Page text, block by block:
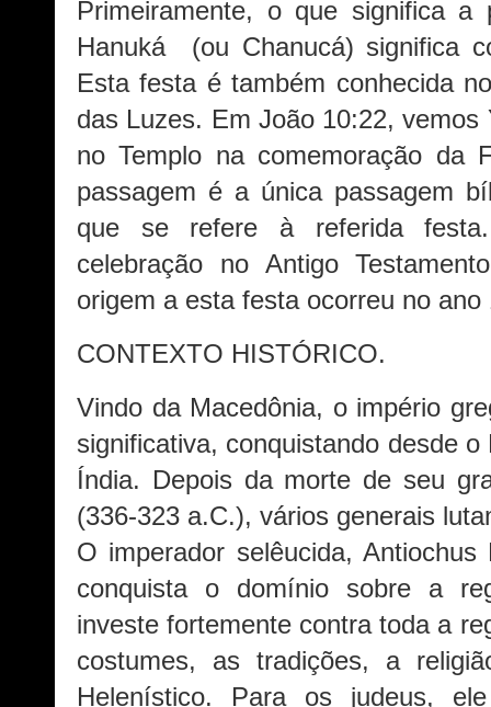
Primeiramente, o que significa a
Hanuká (ou Chanucá) significa
Esta festa é também conhecida
das Luzes. Em João 10:22, vemos
no Templo na comemoração da
passagem é a única passagem
que se refere à referida
celebração no Antigo
origem a esta festa ocorreu no ano
CONTEXTO HISTÓRICO.
Vindo da Macedônia, o império
significativa, conquistando desde
Índia. Depois da morte de seu
(336-323 a.C.), vários generais
O imperador selêucida,
conquista o domínio sobre a
investe fortemente contra toda a
costumes, as tradições, a
Helenístico. Para os judeus,